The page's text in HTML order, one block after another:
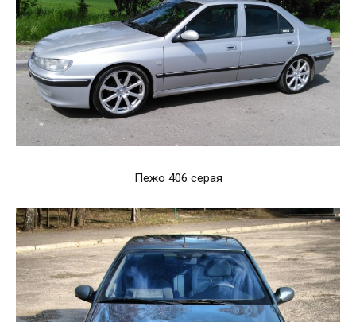
Пежо 406 серая